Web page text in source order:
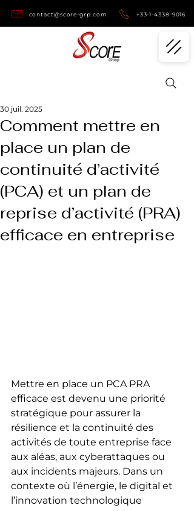
contact@score-grp.com +33-1-4338-9016
Comment mettre en
place un plan de
continuité d’activité
(PCA) et un plan de
reprise d’activité (PRA)
efficace en entreprise
30 juil. 2025
Mettre en place un PCA PRA
efficace est devenu une priorité
stratégique pour assurer la
résilience et la continuité des
activités de toute entreprise face
aux aléas, aux cyberattaques ou
aux incidents majeurs. Dans un
contexte où l’énergie, le digital et
l’innovation technologique